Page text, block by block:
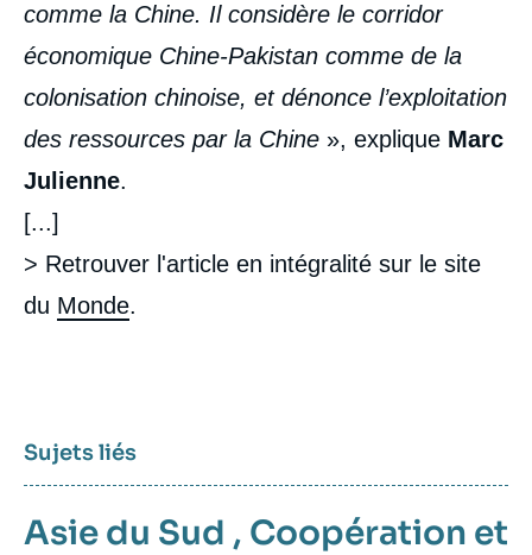
comme la Chine. Il considère le corridor
économique Chine-Pakistan comme de la
colonisation chinoise, et dénonce l’exploitation
des ressources par la Chine », explique Marc
Julienne.
[...]
> Retrouver l'article en intégralité sur le site
du Monde.
Sujets liés
Asie du Sud , Coopération et